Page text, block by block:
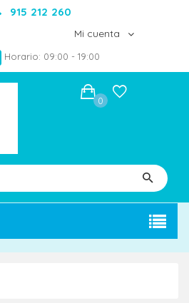
915 212 260
Mi cuenta
Horario: 09:00 - 19:00
0